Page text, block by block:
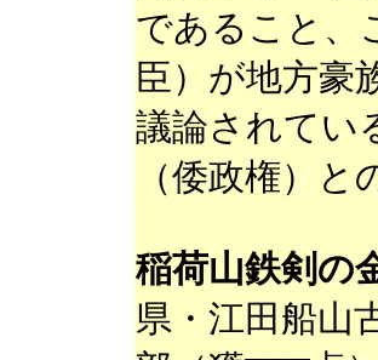
であること、
臣）が地方豪
議論されてい
（倭政権）
稲荷山鉄剣の
県・江田船山